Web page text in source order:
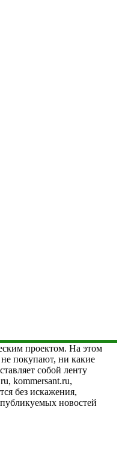
проектом. На этом
покупают, ни какие
собой ленту
kommersant.ru,
без искажения,
публикуемых новостей